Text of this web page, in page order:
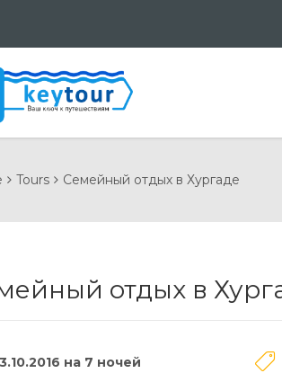
Tours Семейный отдых в Хургаде
отдых в
на 7 ночей